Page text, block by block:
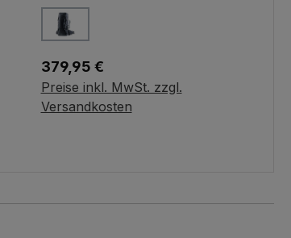
Farbe
Regulärer Preis:
379,95 €
Preise inkl. MwSt. zzgl.
Versandkosten
Variante wählen